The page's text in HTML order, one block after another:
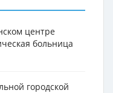
центре
больница
городской